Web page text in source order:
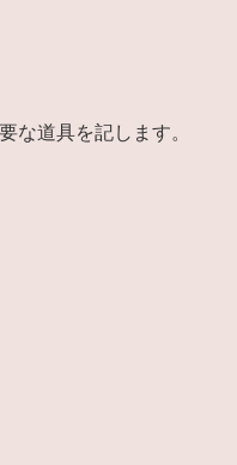
な道具を記します。